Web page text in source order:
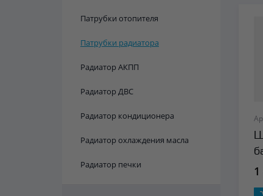
Патрубки отопителя
Патрубки радиатора
Радиатор АКПП
Радиатор ДВС
Радиатор кондиционера
Радиатор охлаждения масла
Радиатор печки